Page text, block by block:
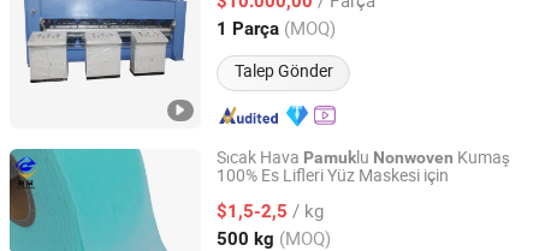
1 Parça (MOQ)
Talep Gönder
Shandong, China Fiyat 2020
Sıcak Hava Pamuklu Nonwoven Kumaş
100% Es Lifleri Yüz Maskesi için
$1,5-2,5 / kg
500 kg (MOQ)
ZHEJIANG GUAN SHENG NEW MATERIALS TECHNOLOGY
CO., LTD.